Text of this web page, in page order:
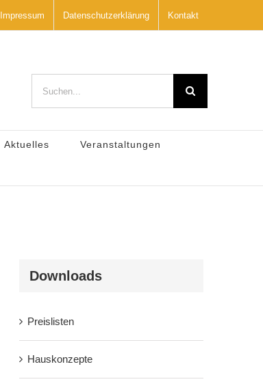
Impressum Datenschutzerklärung Kontakt
nach:
Aktuelles Veranstaltungen
Downloads
Preislisten
Hauskonzepte